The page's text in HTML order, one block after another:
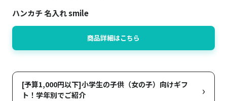
ハンカチ 名入れ smile
商品詳細はこちら
[予算1,000円以下]小学生の子供（女の子）向けギフ
ト！学年別でご紹介
›